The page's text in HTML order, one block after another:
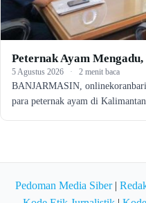
Peternak Ayam
5 Agustus 2026 · 2 menit baca
BANJARMASIN,
para peternak ayam di
Pedoman Media Siber|